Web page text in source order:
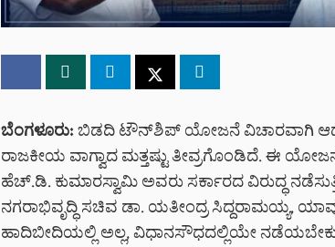
ಬೆಂಗಳೂರು:ಬಿಡದಿ ಟೌನ್‌ಶಿಪ್ ಯೋಜನೆ ವಿಚಾರವಾಗಿ
ರಾಜಕೀಯ ವಾಗ್ವಾದ ಮತ್ತಷ್ಟು ತೀವ್ರಗೊಂಡಿದೆ. ಈ
ಹೆಚ್‌.ಡಿ. ಕುಮಾರಸ್ವಾಮಿ ಅವರು ಸರ್ಕಾರದ ವಿರುದ್ಧ
ನಗರಾಭಿವೃದ್ಧಿ ಸಚಿವ ಡಾ. ಯತೀಂದ್ರ ಸಿದ್ದರಾಮಯ್ಯ,
ಹಾದಿಬೀದಿಯಲ್ಲಿ ಅಲ್ಲ, ವಿಧಾನಸೌಧದಲ್ಲಿಯೇ ನಡೆಯಬೇಕು